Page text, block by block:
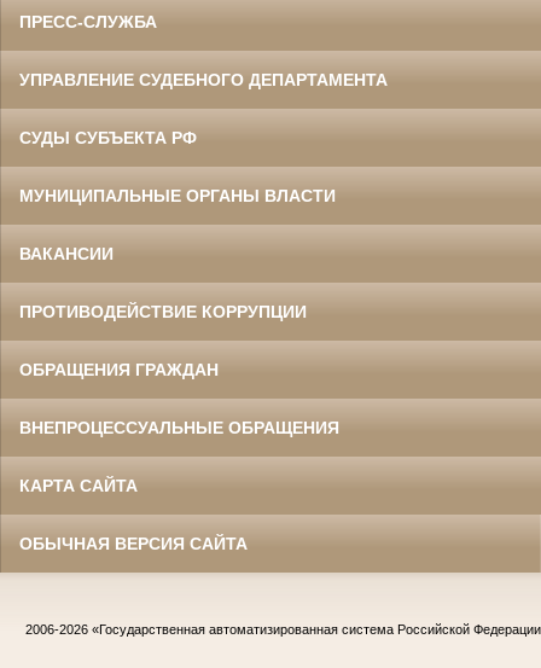
ПРЕСС-СЛУЖБА
УПРАВЛЕНИЕ СУДЕБНОГО ДЕПАРТАМЕНТА
СУДЫ СУБЪЕКТА РФ
МУНИЦИПАЛЬНЫЕ ОРГАНЫ ВЛАСТИ
ВАКАНСИИ
ПРОТИВОДЕЙСТВИЕ КОРРУПЦИИ
ОБРАЩЕНИЯ ГРАЖДАН
ВНЕПРОЦЕССУАЛЬНЫЕ ОБРАЩЕНИЯ
КАРТА САЙТА
ОБЫЧНАЯ ВЕРСИЯ САЙТА
2006-2026 «Государственная автоматизированная система Российской